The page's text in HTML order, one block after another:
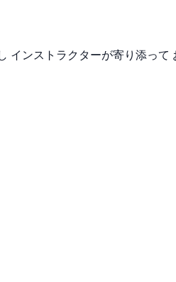
インストラクターが寄り添っ